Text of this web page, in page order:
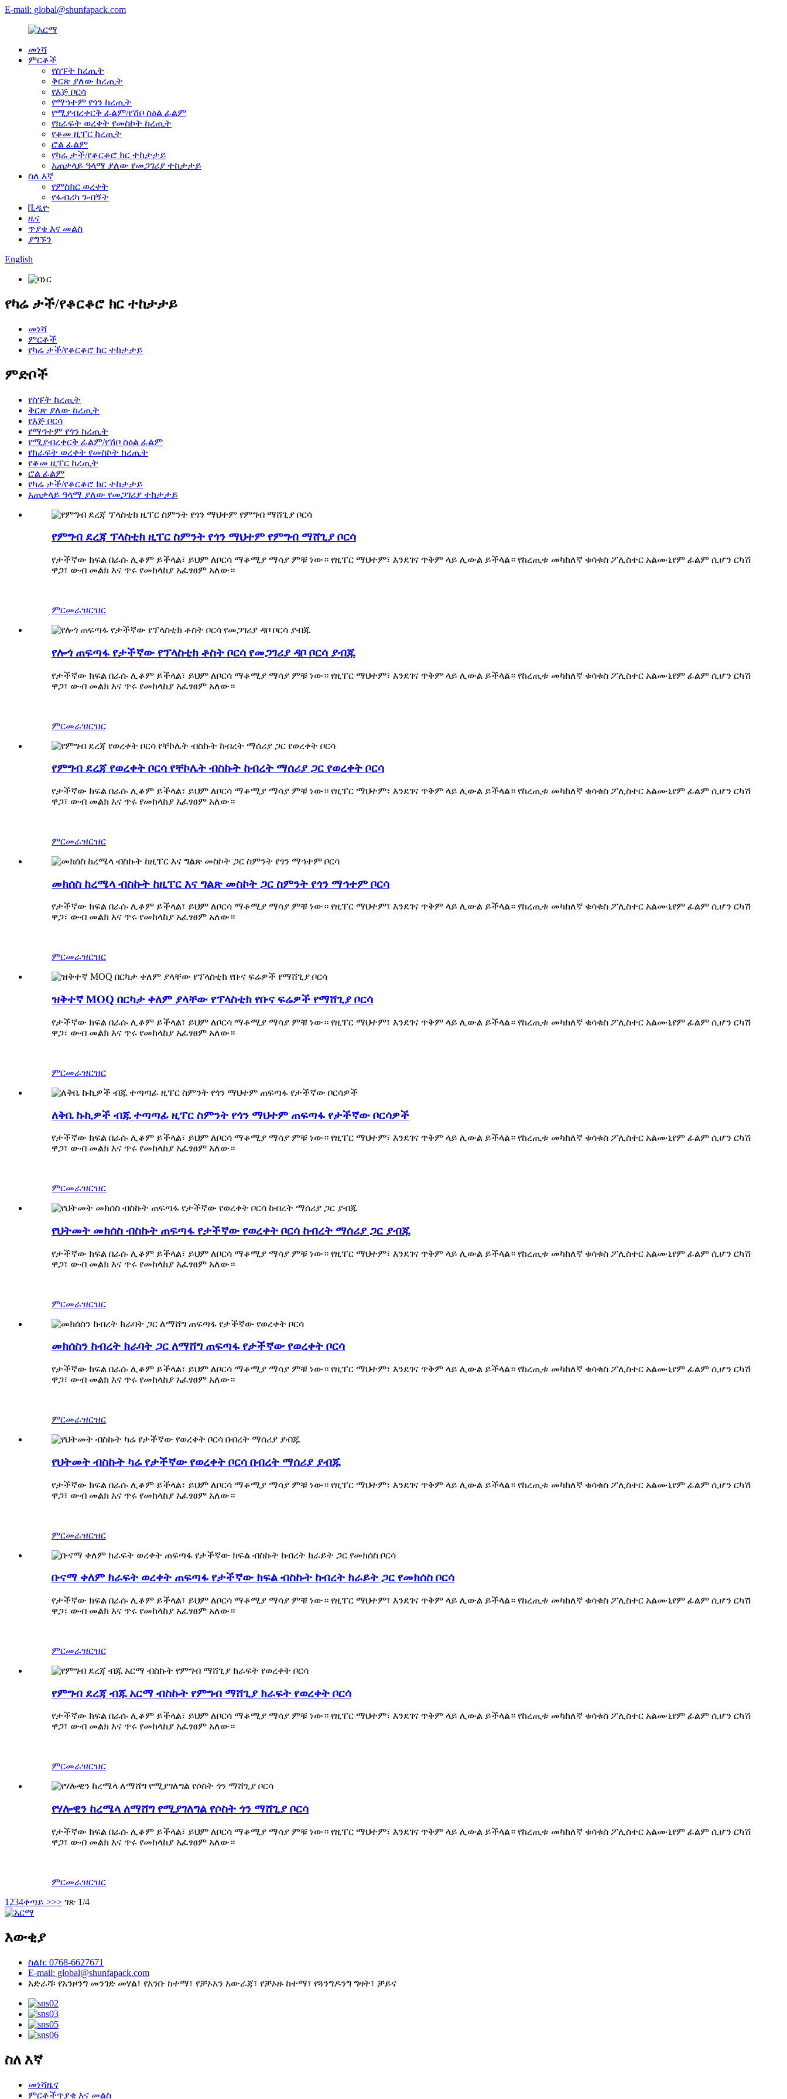
E-mail: global@shunfapack.com
መነሻ
ምርቶች
የስፑት ከረጢት
ቅርጽ ያለው ከረጢት
የእጅ ቦርሳ
የማኅተም የጎን ከረጢት
የሚያብረቀርቅ ፊልም/የሽቦ ስዕል ፊልም
የክራፍት ወረቀት የመስኮት ከረጢት
የቆመ ዚፐር ከረጢት
ሮል ፊልም
የካሬ ታች/የቆርቆሮ ክር ተከታታይ
አጠቃላይ ዓላማ ያለው የመጋገሪያ ተከታታይ
ስለ እኛ
የምስክር ወረቀት
የፋብሪካ ጉብኝት
ቪዲዮ
ዜና
ጥያቄ እና መልስ
ያግኙን
English
የካሬ ታች/የቆርቆሮ ክር ተከታታይ
መነሻ
ምርቶች
የካሬ ታች/የቆርቆሮ ክር ተከታታይ
ምድቦች
የስፑት ከረጢት
ቅርጽ ያለው ከረጢት
የእጅ ቦርሳ
የማኅተም የጎን ከረጢት
የሚያብረቀርቅ ፊልም/የሽቦ ስዕል ፊልም
የክራፍት ወረቀት የመስኮት ከረጢት
የቆመ ዚፐር ከረጢት
ሮል ፊልም
የካሬ ታች/የቆርቆሮ ክር ተከታታይ
አጠቃላይ ዓላማ ያለው የመጋገሪያ ተከታታይ
የምግብ ደረጃ ፕላስቲክ ዚፐር ስምንት የጎን ማህተም የምግብ ማሸጊያ ቦርሳ
የታችኛው ክፍል በራሱ ሊቆም ይችላል፣ ይህም ለቦርሳ ማቆሚያ ማሳያ ምቹ ነው። የዚፐር ማህተም፣ እንደገና ጥቅም ላይ ሊውል ይችላል። የከረጢቱ መካከለኛ ቁሳቁስ ፖሊስተር አልሙኒየም ፊልም ሲሆን ርካሽ
ዋጋ፣ ውብ መልክ እና ጥሩ የመከላከያ አፈፃፀም አለው።
ምርመራዝርዝር
የሎጎ ጠፍጣፋ የታችኛው የፕላስቲክ ቶስት ቦርሳ የመጋገሪያ ዳቦ ቦርሳ ያብጁ
የታችኛው ክፍል በራሱ ሊቆም ይችላል፣ ይህም ለቦርሳ ማቆሚያ ማሳያ ምቹ ነው። የዚፐር ማህተም፣ እንደገና ጥቅም ላይ ሊውል ይችላል። የከረጢቱ መካከለኛ ቁሳቁስ ፖሊስተር አልሙኒየም ፊልም ሲሆን ርካሽ
ዋጋ፣ ውብ መልክ እና ጥሩ የመከላከያ አፈፃፀም አለው።
ምርመራዝርዝር
የምግብ ደረጃ የወረቀት ቦርሳ የቸኮሌት ብስኩት ከብረት ማሰሪያ ጋር የወረቀት ቦርሳ
የታችኛው ክፍል በራሱ ሊቆም ይችላል፣ ይህም ለቦርሳ ማቆሚያ ማሳያ ምቹ ነው። የዚፐር ማህተም፣ እንደገና ጥቅም ላይ ሊውል ይችላል። የከረጢቱ መካከለኛ ቁሳቁስ ፖሊስተር አልሙኒየም ፊልም ሲሆን ርካሽ
ዋጋ፣ ውብ መልክ እና ጥሩ የመከላከያ አፈፃፀም አለው።
ምርመራዝርዝር
መክሰስ ከረሜላ ብስኩት ከዚፐር እና ግልጽ መስኮት ጋር ስምንት የጎን ማኅተም ቦርሳ
የታችኛው ክፍል በራሱ ሊቆም ይችላል፣ ይህም ለቦርሳ ማቆሚያ ማሳያ ምቹ ነው። የዚፐር ማህተም፣ እንደገና ጥቅም ላይ ሊውል ይችላል። የከረጢቱ መካከለኛ ቁሳቁስ ፖሊስተር አልሙኒየም ፊልም ሲሆን ርካሽ
ዋጋ፣ ውብ መልክ እና ጥሩ የመከላከያ አፈፃፀም አለው።
ምርመራዝርዝር
ዝቅተኛ MOQ በርካታ ቀለም ያላቸው የፕላስቲክ የቡና ፍሬዎች የማሸጊያ ቦርሳ
የታችኛው ክፍል በራሱ ሊቆም ይችላል፣ ይህም ለቦርሳ ማቆሚያ ማሳያ ምቹ ነው። የዚፐር ማህተም፣ እንደገና ጥቅም ላይ ሊውል ይችላል። የከረጢቱ መካከለኛ ቁሳቁስ ፖሊስተር አልሙኒየም ፊልም ሲሆን ርካሽ
ዋጋ፣ ውብ መልክ እና ጥሩ የመከላከያ አፈፃፀም አለው።
ምርመራዝርዝር
ለቅቤ ኩኪዎች ብጁ ተጣጣፊ ዚፐር ስምንት የጎን ማህተም ጠፍጣፋ የታችኛው ቦርሳዎች
የታችኛው ክፍል በራሱ ሊቆም ይችላል፣ ይህም ለቦርሳ ማቆሚያ ማሳያ ምቹ ነው። የዚፐር ማህተም፣ እንደገና ጥቅም ላይ ሊውል ይችላል። የከረጢቱ መካከለኛ ቁሳቁስ ፖሊስተር አልሙኒየም ፊልም ሲሆን ርካሽ
ዋጋ፣ ውብ መልክ እና ጥሩ የመከላከያ አፈፃፀም አለው።
ምርመራዝርዝር
የህትመት መክሰስ ብስኩት ጠፍጣፋ የታችኛው የወረቀት ቦርሳ ከብረት ማሰሪያ ጋር ያብጁ
የታችኛው ክፍል በራሱ ሊቆም ይችላል፣ ይህም ለቦርሳ ማቆሚያ ማሳያ ምቹ ነው። የዚፐር ማህተም፣ እንደገና ጥቅም ላይ ሊውል ይችላል። የከረጢቱ መካከለኛ ቁሳቁስ ፖሊስተር አልሙኒየም ፊልም ሲሆን ርካሽ
ዋጋ፣ ውብ መልክ እና ጥሩ የመከላከያ አፈፃፀም አለው።
ምርመራዝርዝር
መክሰስን ከብረት ክራባት ጋር ለማሸግ ጠፍጣፋ የታችኛው የወረቀት ቦርሳ
የታችኛው ክፍል በራሱ ሊቆም ይችላል፣ ይህም ለቦርሳ ማቆሚያ ማሳያ ምቹ ነው። የዚፐር ማህተም፣ እንደገና ጥቅም ላይ ሊውል ይችላል። የከረጢቱ መካከለኛ ቁሳቁስ ፖሊስተር አልሙኒየም ፊልም ሲሆን ርካሽ
ዋጋ፣ ውብ መልክ እና ጥሩ የመከላከያ አፈፃፀም አለው።
ምርመራዝርዝር
የህትመት ብስኩት ካሬ የታችኛው የወረቀት ቦርሳ በብረት ማሰሪያ ያብጁ
የታችኛው ክፍል በራሱ ሊቆም ይችላል፣ ይህም ለቦርሳ ማቆሚያ ማሳያ ምቹ ነው። የዚፐር ማህተም፣ እንደገና ጥቅም ላይ ሊውል ይችላል። የከረጢቱ መካከለኛ ቁሳቁስ ፖሊስተር አልሙኒየም ፊልም ሲሆን ርካሽ
ዋጋ፣ ውብ መልክ እና ጥሩ የመከላከያ አፈፃፀም አለው።
ምርመራዝርዝር
ቡናማ ቀለም ክራፍት ወረቀት ጠፍጣፋ የታችኛው ክፍል ብስኩት ከብረት ክራይት ጋር የመክሰስ ቦርሳ
የታችኛው ክፍል በራሱ ሊቆም ይችላል፣ ይህም ለቦርሳ ማቆሚያ ማሳያ ምቹ ነው። የዚፐር ማህተም፣ እንደገና ጥቅም ላይ ሊውል ይችላል። የከረጢቱ መካከለኛ ቁሳቁስ ፖሊስተር አልሙኒየም ፊልም ሲሆን ርካሽ
ዋጋ፣ ውብ መልክ እና ጥሩ የመከላከያ አፈፃፀም አለው።
ምርመራዝርዝር
የምግብ ደረጃ ብጁ አርማ ብስኩት የምግብ ማሸጊያ ክራፍት የወረቀት ቦርሳ
የታችኛው ክፍል በራሱ ሊቆም ይችላል፣ ይህም ለቦርሳ ማቆሚያ ማሳያ ምቹ ነው። የዚፐር ማህተም፣ እንደገና ጥቅም ላይ ሊውል ይችላል። የከረጢቱ መካከለኛ ቁሳቁስ ፖሊስተር አልሙኒየም ፊልም ሲሆን ርካሽ
ዋጋ፣ ውብ መልክ እና ጥሩ የመከላከያ አፈፃፀም አለው።
ምርመራዝርዝር
የሃሎዊን ከረሜላ ለማሸግ የሚያገለግል የሶስት ጎን ማሸጊያ ቦርሳ
የታችኛው ክፍል በራሱ ሊቆም ይችላል፣ ይህም ለቦርሳ ማቆሚያ ማሳያ ምቹ ነው። የዚፐር ማህተም፣ እንደገና ጥቅም ላይ ሊውል ይችላል። የከረጢቱ መካከለኛ ቁሳቁስ ፖሊስተር አልሙኒየም ፊልም ሲሆን ርካሽ
ዋጋ፣ ውብ መልክ እና ጥሩ የመከላከያ አፈፃፀም አለው።
ምርመራዝርዝር
1 234ቀጣይ >>> ገጽ 1/4
እውቂያ
ስልክ: 0768-6627671
E-mail: global@shunfapack.com
አድራሻ፡ የአንዞንግ መንገድ መሃል፣ የአንቡ ከተማ፣ የቻኦአን አውራጃ፣ የቻኦዙ ከተማ፣ የጓንግዶንግ ግዛት፣ ቻይና
ስለ እኛ
መነሻዜና
ምርቶችጥያቄ እና መልስ